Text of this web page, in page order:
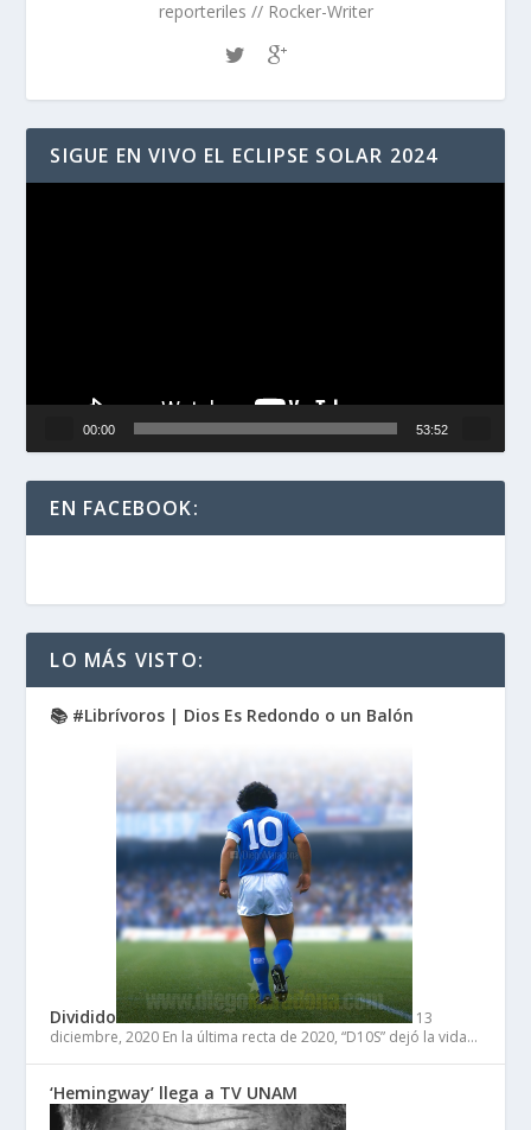
reporteriles // Rocker-Writer
SIGUE EN VIVO EL ECLIPSE SOLAR 2024
00:00 53:52
EN FACEBOOK:
LO MÁS VISTO:
📚 #Librívoros | Dios Es Redondo o un Balón
Dividido
13
diciembre, 2020 En la última recta de 2020, “D10S” dejó la vida…
‘Hemingway’ llega a TV UNAM